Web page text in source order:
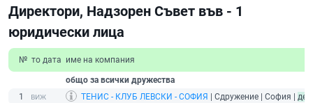
Директори, Надзорен Съвет във - 1
юридически лица
№ то дата име на компания
общо за всички дружества
1
ТЕНИС - КЛУБ ЛЕВСКИ - СОФИЯ | Сдружение | София |